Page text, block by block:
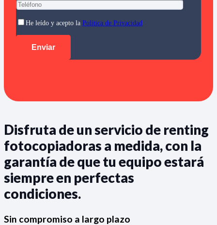
He leído y acepto la Política de Privacidad
Disfruta de un servicio de renting
fotocopiadoras a medida, con la
garantía de que tu equipo estará
siempre en perfectas
condiciones.
Sin compromiso a largo plazo